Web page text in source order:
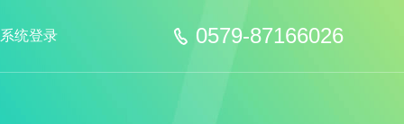
0579-87166026
系统登录